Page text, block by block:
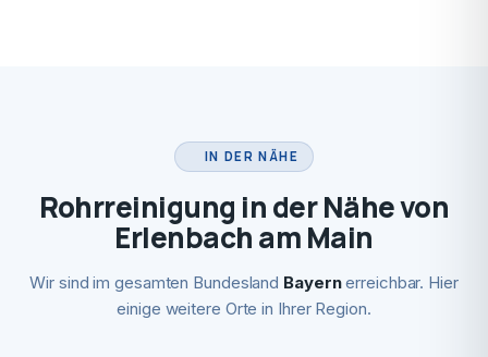
IN DER NÄHE
Rohrreinigung in der Nähe von
Erlenbach am Main
Wir sind im gesamten Bundesland Bayernerreichbar. Hier
einige weitere Orte in Ihrer Region.